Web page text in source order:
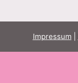
Impressum